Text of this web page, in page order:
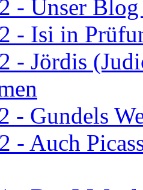
- Unser
- Isi in
- Jördis
- Gundels
- Auch